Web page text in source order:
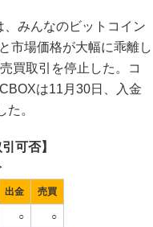
みんなのビットコイン
市場価格が大幅に乖離し
買取引を停止した。コ
は11月30日、入金
。
可否】
出金 売買
○ ○